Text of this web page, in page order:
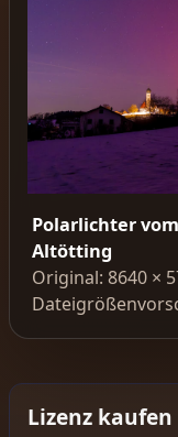
Polarlichter
Altötting
Original: 8640 ×
Lizenz kaufen